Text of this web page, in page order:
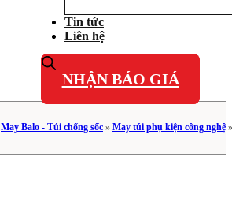
Tin tức
Liên hệ
NHẬN BÁO GIÁ
May Balo - Túi chống sốc » May túi phụ kiện công nghệ